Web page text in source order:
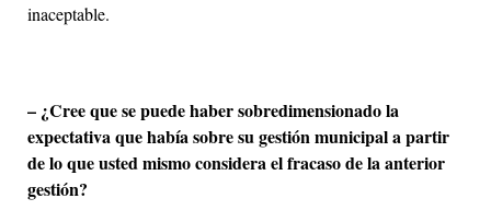
inaceptable.
– ¿Cree que se puede haber sobredimensionado la
expectativa que había sobre su gestión municipal a partir
de lo que usted mismo considera el fracaso de la anterior
gestión?